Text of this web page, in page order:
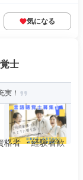
気になる
士
実！
格者 ・経験者歓